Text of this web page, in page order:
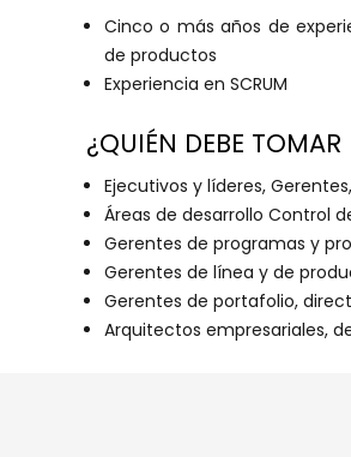
Cinco o más años de
de productos
Experiencia en SCRUM
¿QUIÉN DEBE
Ejecutivos y líderes,
Áreas de desarrollo Control
Gerentes de programas y
Gerentes de línea y de
Gerentes de portafolio,
Arquitectos empresariales,